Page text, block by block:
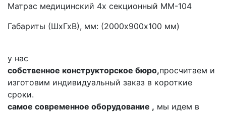
Матрас медицинский 4х секционный ММ-104
Габариты (ШхГхВ), мм: (2000х900х100 мм)
у нас
собственное конструкторское бюро,просчитаем и
изготовим индивидуальный заказ в короткие
сроки.
самое современное оборудование , мы идем в